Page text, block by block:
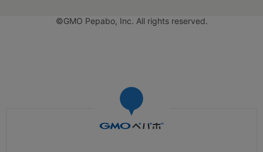
©GMO Pepabo, Inc. All rights reserved.